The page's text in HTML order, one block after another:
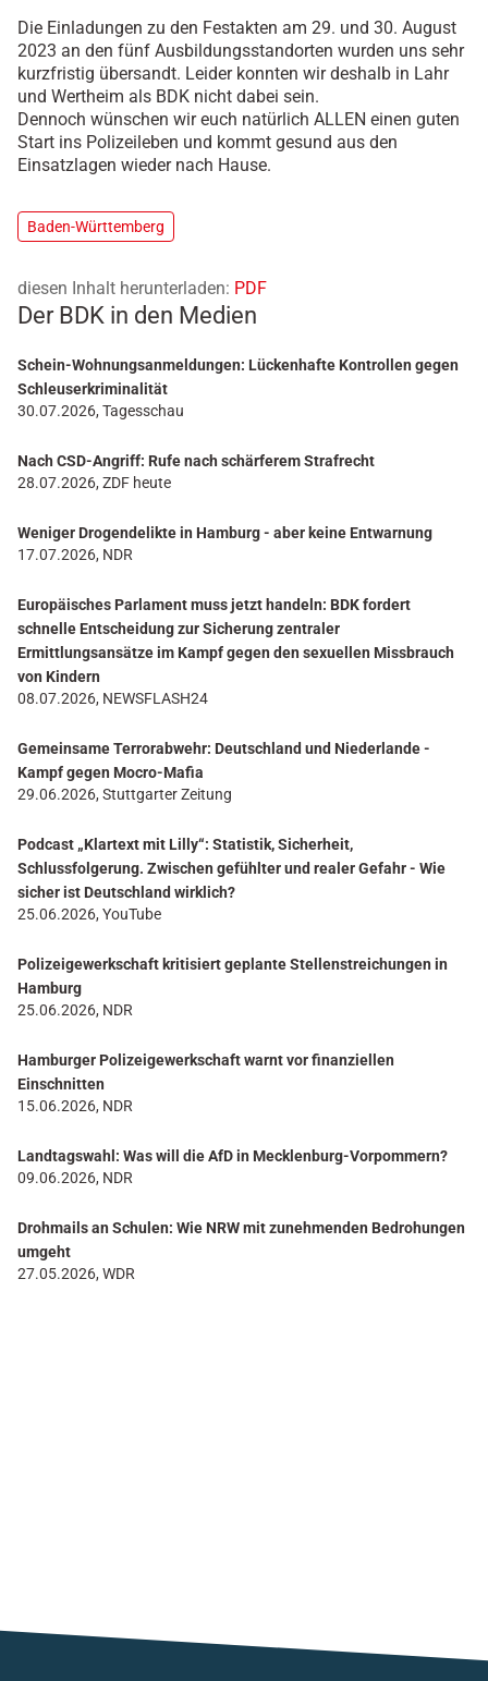
Die Einladungen zu den Festakten am 29. und 30. August
2023 an den fünf Ausbildungsstandorten wurden uns sehr
kurzfristig übersandt. Leider konnten wir deshalb in Lahr
und Wertheim als BDK nicht dabei sein.
Dennoch wünschen wir euch natürlich ALLEN einen guten
Start ins Polizeileben und kommt gesund aus den
Einsatzlagen wieder nach Hause.
Baden-Württemberg
diesen Inhalt herunterladen: PDF
Der BDK in den Medien
Schein-Wohnungsanmeldungen: Lückenhafte Kontrollen gegen
Schleuserkriminalität
30.07.2026, Tagesschau
Nach CSD-Angriff: Rufe nach schärferem Strafrecht
28.07.2026, ZDF heute
Weniger Drogendelikte in Hamburg - aber keine Entwarnung
17.07.2026, NDR
Europäisches Parlament muss jetzt handeln: BDK fordert
schnelle Entscheidung zur Sicherung zentraler
Ermittlungsansätze im Kampf gegen den sexuellen Missbrauch
von Kindern
08.07.2026, NEWSFLASH24
Gemeinsame Terrorabwehr: Deutschland und Niederlande -
Kampf gegen Mocro-Mafia
29.06.2026, Stuttgarter Zeitung
Podcast „Klartext mit Lilly“: Statistik, Sicherheit,
Schlussfolgerung. Zwischen gefühlter und realer Gefahr - Wie
sicher ist Deutschland wirklich?
25.06.2026, YouTube
Polizeigewerkschaft kritisiert geplante Stellenstreichungen in
Hamburg
25.06.2026, NDR
Hamburger Polizeigewerkschaft warnt vor finanziellen
Einschnitten
15.06.2026, NDR
Landtagswahl: Was will die AfD in Mecklenburg-Vorpommern?
09.06.2026, NDR
Drohmails an Schulen: Wie NRW mit zunehmenden Bedrohungen
umgeht
27.05.2026, WDR